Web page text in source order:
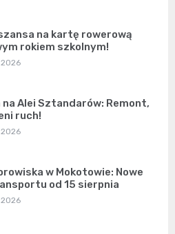
na kartę rowerową
rokiem szkolnym!
na Alei Sztandarów: Remont,
ruch!
w Mokotowie: Nowe
od 15 sierpnia